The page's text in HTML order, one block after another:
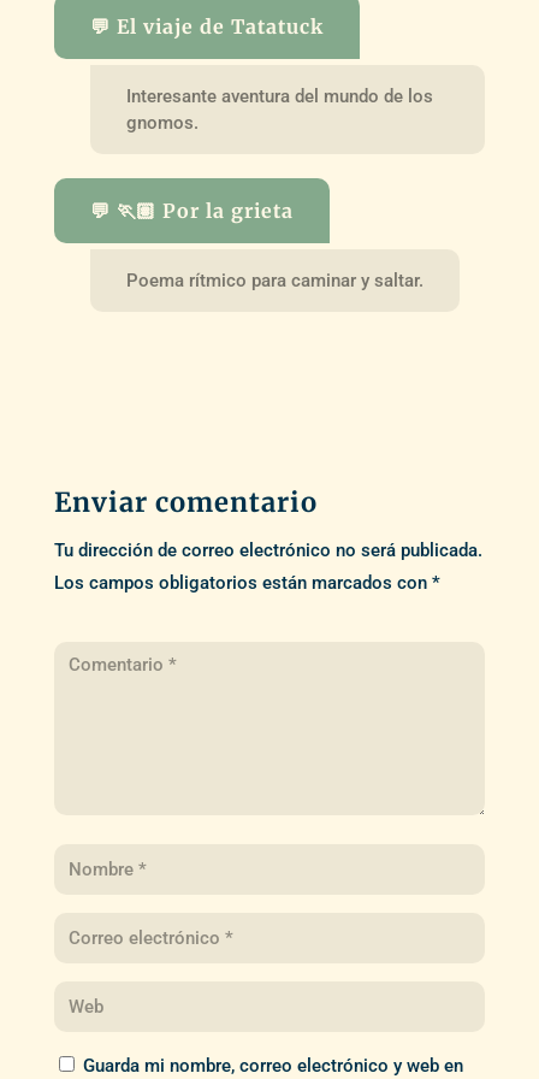
💬 El viaje de Tatatuck
Interesante aventura del mundo de los
gnomos.
💬 🏃🏽 Por la grieta
Poema rítmico para caminar y saltar.
Enviar comentario
Tu dirección de correo electrónico no será publicada.
Los campos obligatorios están marcados con *
Guarda mi nombre, correo electrónico y web en